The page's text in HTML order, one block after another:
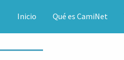
Inicio Qué es CamiNet